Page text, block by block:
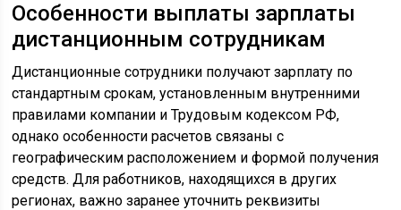
Особенности выплаты зарплаты
дистанционным сотрудникам
Дистанционные сотрудники получают зарплату по
стандартным срокам, установленным внутренними
правилами компании и Трудовым кодексом РФ,
однако особенности расчетов связаны с
географическим расположением и формой получения
средств. Для работников, находящихся в других
регионах, важно заранее уточнить реквизиты